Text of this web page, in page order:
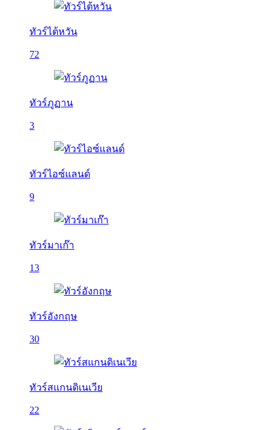
ทัวร์ไต้หวัน
72
ทัวร์ภูฏาน
3
ทัวร์ไอซ์แลนด์
9
ทัวร์มาเก๊า
13
ทัวร์อังกฤษ
30
ทัวร์สแกนดิเนเวีย
22